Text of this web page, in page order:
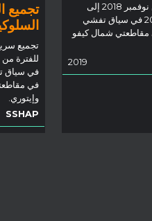
للفترة من نوفمبر 2018 إلى
فبراير 2019 في سياق تفشي
في مقاطعتي شمال كيفو
2019
تجميع
تجميع
في سياق
في
وإيتوري.
SSHAP